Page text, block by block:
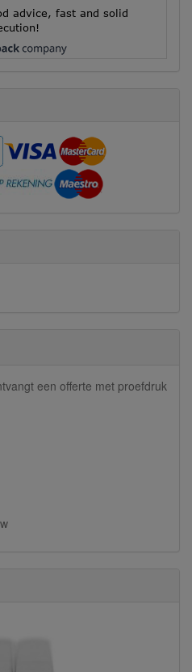
advice, fast and solid
een offerte met proefdruk